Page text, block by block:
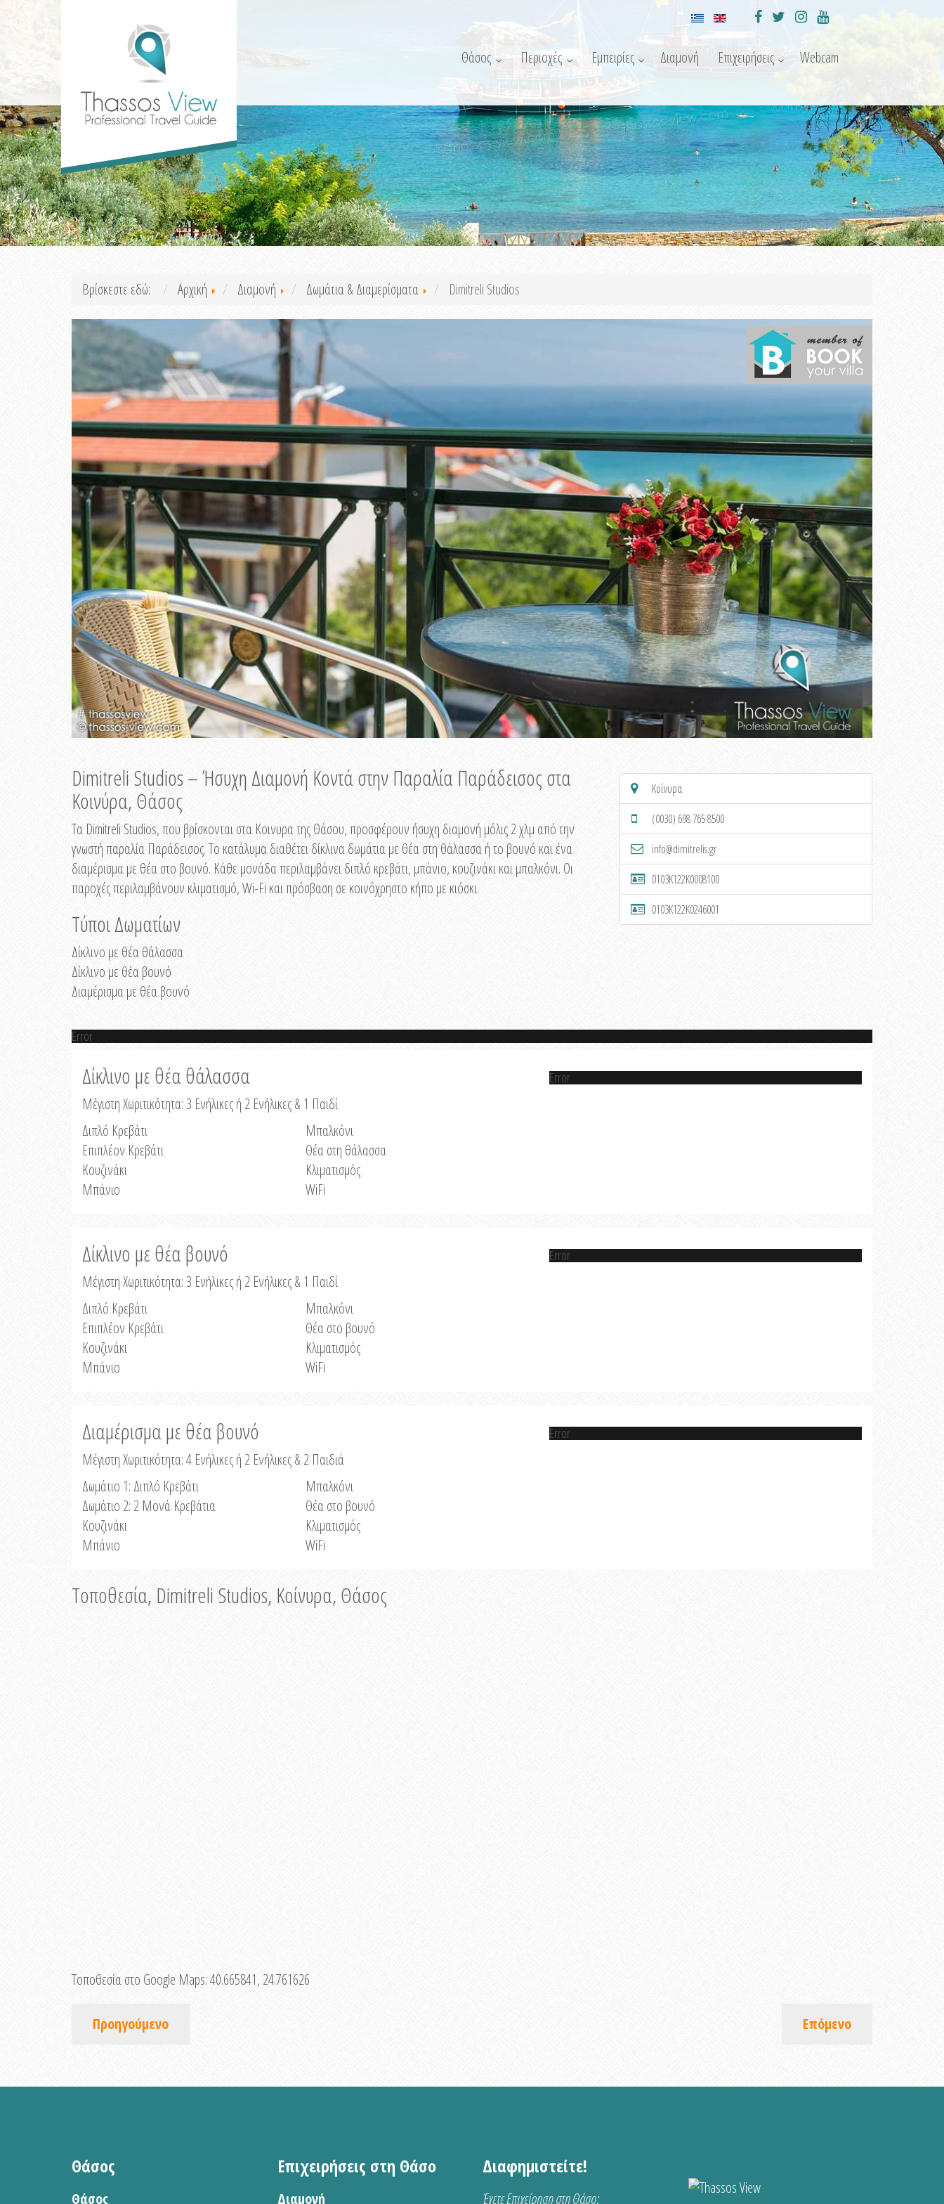
Θάσος Περιοχές Εμπειρίες Διαμονή Επιχειρήσεις Webcam
Βρίσκεστε εδώ: Αρχική Διαμονή Δωμάτια & Διαμερίσματα Dimitreli Studios
Dimitreli Studios – Ήσυχη Διαμονή Κοντά στην Παραλία Παράδεισος στα
Κοινύρα, Θάσος
Τα Dimitreli Studios, που βρίσκονται στα Κοινυρα της Θάσου, προσφέρουν ήσυχη διαμονή μόλις 2 χλμ από την
γνωστή παραλία Παράδεισος. Το κατάλυμα διαθέτει δίκλινα δωμάτια με θέα στη θάλασσα ή το βουνό και ένα
διαμέρισμα με θέα στο βουνό. Κάθε μονάδα περιλαμβάνει διπλό κρεβάτι, μπάνιο, κουζινάκι και μπαλκόνι. Οι
παροχές περιλαμβάνουν κλιματισμό, Wi-Fi και πρόσβαση σε κοινόχρηστο κήπο με κιόσκι.
Τύποι Δωματίων
Δίκλινο με θέα θάλασσα
Δίκλινο με θέα βουνό
Διαμέρισμα με θέα βουνό
Κοίνυρα
(0030) 698 765 8500
info@dimitrelis.gr
0103K122K0008100
0103K122K0246001
Error
Δίκλινο με θέα θάλασσα
Μέγιστη Χωριτικότητα: 3 Ενήλικες ή 2 Ενήλικες & 1 Παιδί
Διπλό Κρεβάτι
Επιπλέον Κρεβάτι
Κουζινάκι
Μπάνιο
Μπαλκόνι
Θέα στη θάλασσα
Κλιματισμός
WiFi
Error
Δίκλινο με θέα βουνό
Μέγιστη Χωριτικότητα: 3 Ενήλικες ή 2 Ενήλικες & 1 Παιδί
Διπλό Κρεβάτι
Επιπλέον Κρεβάτι
Κουζινάκι
Μπάνιο
Μπαλκόνι
Θέα στο βουνό
Κλιματισμός
WiFi
Error
Διαμέρισμα με θέα βουνό
Μέγιστη Χωριτικότητα: 4 Ενήλικες ή 2 Ενήλικες & 2 Παιδιά
Δωμάτιο 1: Διπλό Κρεβάτι
Δωμάτιο 2: 2 Μονά Κρεβάτια
Κουζινάκι
Μπάνιο
Μπαλκόνι
Θέα στο βουνό
Κλιματισμός
WiFi
Error
Τοποθεσία, Dimitreli Studios, Κοίνυρα, Θάσος
Τοποθεσία στο Google Maps:40.665841, 24.761626
Προηγούμενο Επόμενο
Θάσος
Θάσος
Επιχειρήσεις στη Θάσο
Διαμονή
Διαφημιστείτε!
Έχετε Επιχείρηση στη Θάσο;